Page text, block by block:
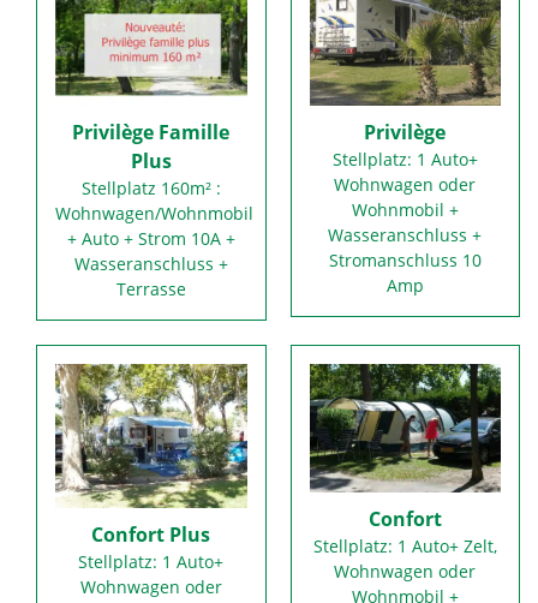
Privilège Famille
Plus
Stellplatz 160m² :
Wohnwagen/Wohnmobil
+ Auto + Strom 10A +
Wasseranschluss +
Terrasse
Privilège
Stellplatz: 1 Auto+
Wohnwagen oder
Wohnmobil +
Wasseranschluss +
Stromanschluss 10
Amp
Confort Plus
Stellplatz: 1 Auto+
Wohnwagen oder
Confort
Stellplatz: 1 Auto+ Zelt,
Wohnwagen oder
Wohnmobil +